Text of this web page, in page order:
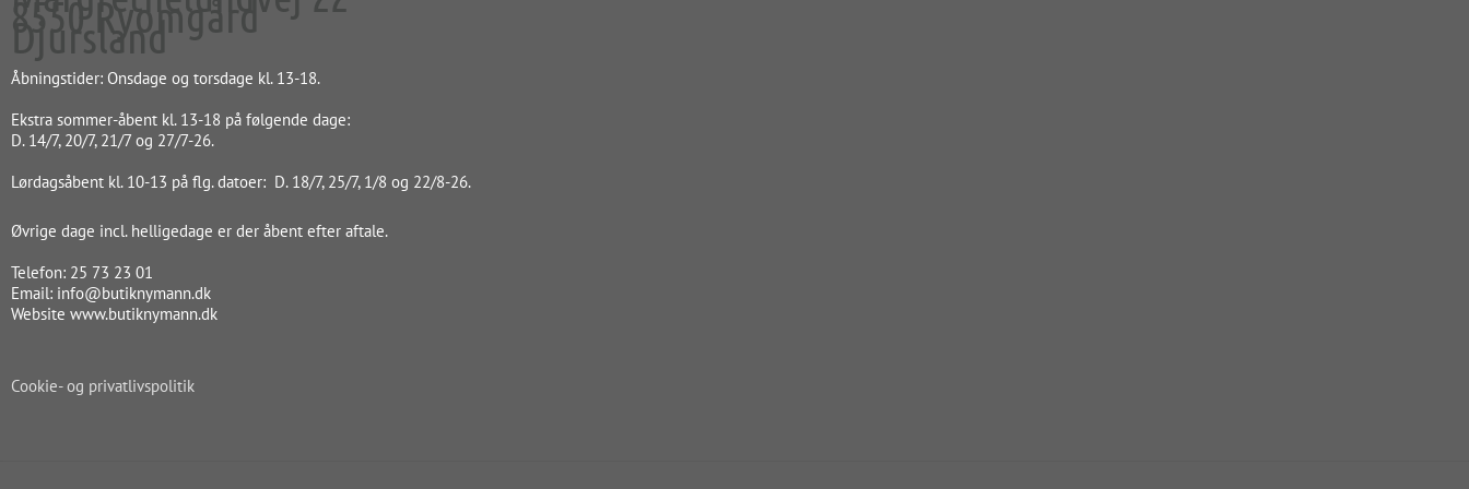
8550 Ryomgård
Djursland
Åbningstider: Onsdage og torsdage kl. 13-18.
Ekstra sommer-åbent kl. 13-18 på følgende dage:
D. 14/7, 20/7, 21/7 og 27/7-26.
Lørdagsåbent kl. 10-13 på flg. datoer: D. 18/7, 25/7, 1/8 og 22/8-26.
Øvrige dage incl. helligedage er der åbent efter aftale.
Telefon: 25 73 23 01
Email: info@butiknymann.dk
Website www.butiknymann.dk
Cookie- og privatlivspolitik